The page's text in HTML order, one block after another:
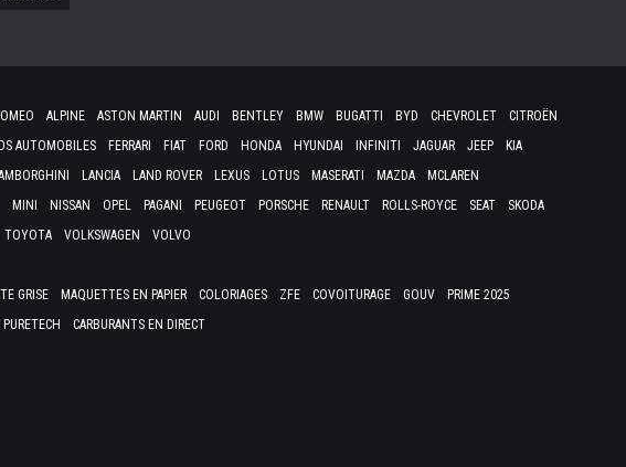
ALPINE ASTON MARTIN AUDI BENTLEY BMW BUGATTI BYD CHEVROLET
CITROËN
DS AUTOMOBILES FERRARI FIAT FORD HONDA HYUNDAI INFINITI JAGUAR JEEP
KIA
LANCIA LAND ROVER LEXUS LOTUS MASERATI MAZDA
MCLAREN
MINI NISSAN OPEL PAGANI PEUGEOT PORSCHE RENAULT ROLLS-ROYCE SEAT
SKODA
TOYOTA VOLKSWAGEN VOLVO
GRISE MAQUETTES EN PAPIER COLORIAGES ZFE COVOITURAGE GOUV
PRIME 2025
PURETECH CARBURANTS EN DIRECT